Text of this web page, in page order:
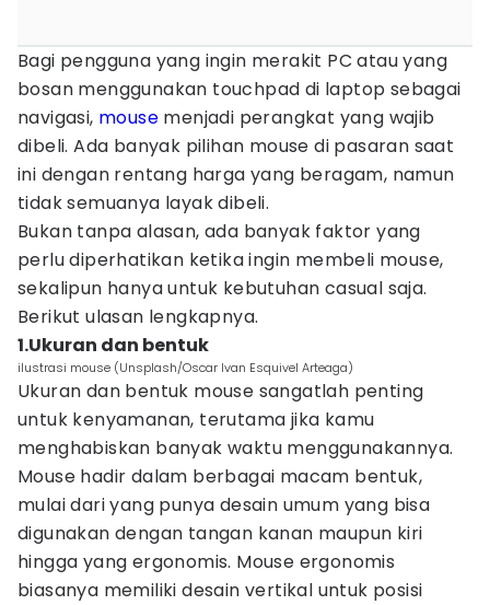
Bagi pengguna yang ingin merakit PC atau yang
bosan menggunakan touchpad di laptop sebagai
navigasi, mouse menjadi perangkat yang wajib
dibeli. Ada banyak pilihan mouse di pasaran saat
ini dengan rentang harga yang beragam, namun
tidak semuanya layak dibeli.
Bukan tanpa alasan, ada banyak faktor yang
perlu diperhatikan ketika ingin membeli mouse,
sekalipun hanya untuk kebutuhan casual saja.
Berikut ulasan lengkapnya.
1.Ukuran dan bentuk
ilustrasi mouse (Unsplash/Oscar Ivan Esquivel Arteaga)
Ukuran dan bentuk mouse sangatlah penting
untuk kenyamanan, terutama jika kamu
menghabiskan banyak waktu menggunakannya.
Mouse hadir dalam berbagai macam bentuk,
mulai dari yang punya desain umum yang bisa
digunakan dengan tangan kanan maupun kiri
hingga yang ergonomis. Mouse ergonomis
biasanya memiliki desain vertikal untuk posisi